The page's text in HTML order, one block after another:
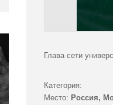
Глава сети
Категория:
Место: Россия,